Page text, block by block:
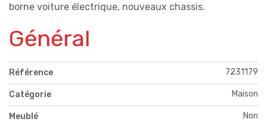
borne voiture électrique, nouveaux chassis.
Général
Référence 7231179
Catégorie Maison
Meublé Non